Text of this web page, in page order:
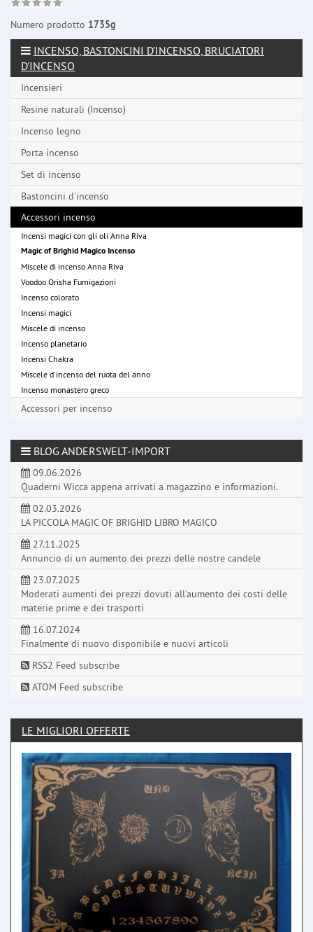
Numero prodotto 1735g
INCENSO, BASTONCINI D'INCENSO, BRUCIATORI
D'INCENSO
Incensieri
Resine naturali (Incenso)
Incenso legno
Porta incenso
Set di incenso
Bastoncini d'incenso
Accessori incenso
Incensi magici con gli oli Anna Riva
Magic of Brighid Magico Incenso
Miscele di incenso Anna Riva
Voodoo Orisha Fumigazioni
Incenso colorato
Incensi magici
Miscele di incenso
Incenso planetario
Incensi Chakra
Miscele d'incenso del ruota del anno
Incenso monastero greco
Accessori per incenso
BLOG ANDERSWELT-IMPORT
09.06.2026
Quaderni Wicca appena arrivati a magazzino e informazioni.
02.03.2026
LA PICCOLA MAGIC OF BRIGHID LIBRO MAGICO
27.11.2025
Annuncio di un aumento dei prezzi delle nostre candele
23.07.2025
Moderati aumenti dei prezzi dovuti all'aumento dei costi delle
materie prime e dei trasporti
16.07.2024
Finalmente di nuovo disponibile e nuovi articoli
RSS2 Feed subscribe
ATOM Feed subscribe
LE MIGLIORI OFFERTE